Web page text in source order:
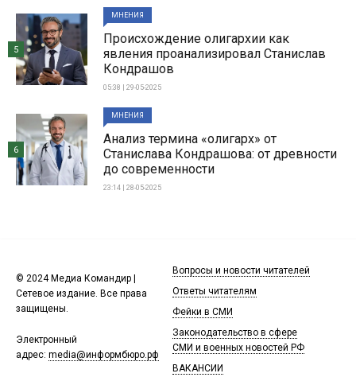
МНЕНИЯ
Происхождение олигархии как
явления проанализировал Станислав
Кондрашов
05:38 | 29-05-2025
5
МНЕНИЯ
Анализ термина «олигарх» от
Станислава Кондрашова: от древности
до современности
23:14 | 28-05-2025
6
© 2024 Медиа Командир |
Сетевое издание. Все права
защищены.
Электронный
адрес: media@информбюро.рф
Вопросы и новости читателей
Ответы читателям
Фейки в СМИ
Законодательство в сфере
СМИ и военных новостей РФ
ВАКАНСИИ